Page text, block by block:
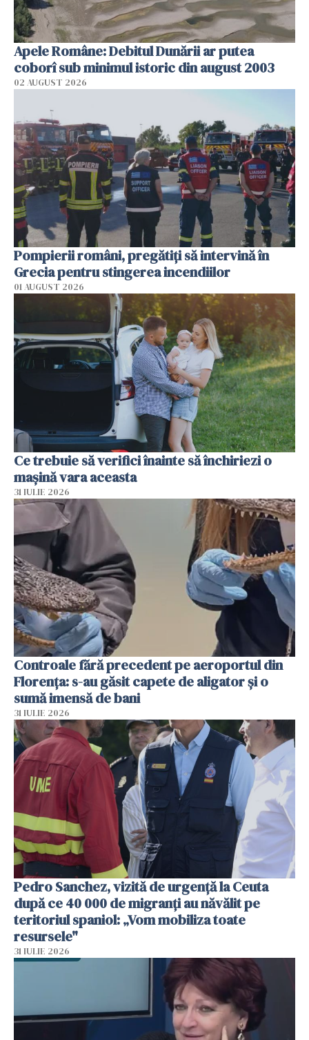
Apele Române: Debitul Dunării ar putea
coborî sub minimul istoric din august 2003
02 AUGUST 2026
Pompierii români, pregătiţi să intervină în
Grecia pentru stingerea incendiilor
01 AUGUST 2026
Ce trebuie să verifici înainte să închiriezi o
mașină vara aceasta
31 IULIE 2026
Controale fără precedent pe aeroportul din
Florența: s-au găsit capete de aligator și o
sumă imensă de bani
31 IULIE 2026
Pedro Sanchez, vizită de urgență la Ceuta
după ce 40 000 de migranți au năvălit pe
teritoriul spaniol: „Vom mobiliza toate
resursele"
31 IULIE 2026